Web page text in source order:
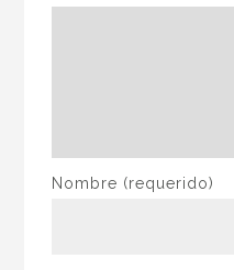
Nombre (requerido)